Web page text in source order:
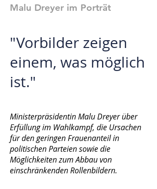
Malu Dreyer im Porträt
"Vorbilder zeigen
einem, was möglich
ist."
Ministerpräsidentin Malu Dreyer über
Erfüllung im Wahlkampf, die Ursachen
für den geringen Frauenanteil in
politischen Parteien sowie die
Möglichkeiten zum Abbau von
einschränkenden Rollenbildern.